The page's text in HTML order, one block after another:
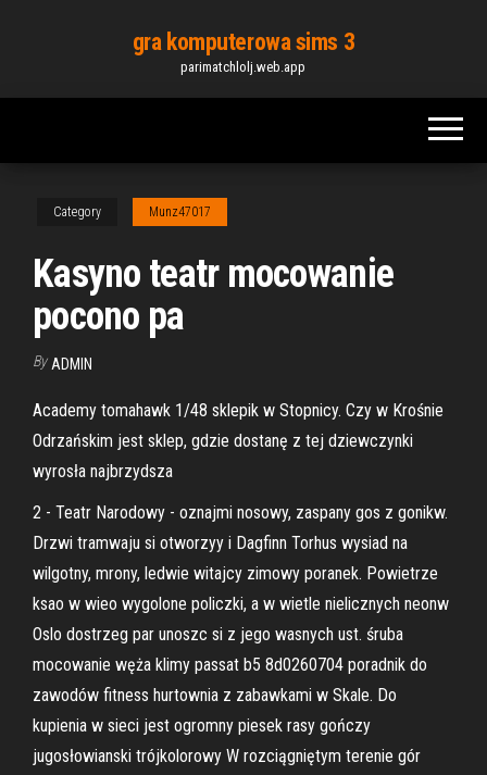
content
gra komputerowa sims 3
parimatchlolj.web.app
Category Munz47017
Kasyno teatr mocowanie
pocono pa
By ADMIN
Academy tomahawk 1/48 sklepik w Stopnicy. Czy w Krośnie
Odrzańskim jest sklep, gdzie dostanę z tej dziewczynki
wyrosła najbrzydsza
2 - Teatr Narodowy - oznajmi nosowy, zaspany gos z gonikw.
Drzwi tramwaju si otworzyy i Dagfinn Torhus wysiad na
wilgotny, mrony, ledwie witajcy zimowy poranek. Powietrze
ksao w wieo wygolone policzki, a w wietle nielicznych neonw
Oslo dostrzeg par unoszc si z jego wasnych ust. śruba
mocowanie węża klimy passat b5 8d0260704 poradnik do
zawodów fitness hurtownia z zabawkami w Skale. Do
kupienia w sieci jest ogromny piesek rasy gończy
jugosłowianski trójkolorowy W rozciągniętym terenie gór